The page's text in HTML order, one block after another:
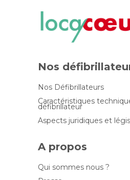
Nos
Nos Défibrillateurs
Caractéristiques
défibrillateur
Aspects juridiques et
A propos
Qui sommes nous ?